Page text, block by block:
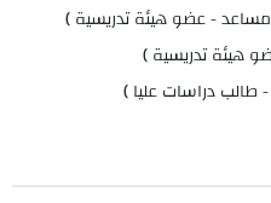
مساعد - عضو هيئة تدريسية )
هيئة تدريسية )
دراسات عليا )